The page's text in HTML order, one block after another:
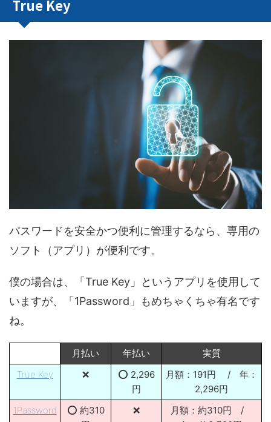
True Key
パスワードを安全かつ便利に管理するなら、専用の
ソフト（アプリ）が便利です。
僕の場合は、「True Key」というアプリを使用して
いますが、「1Password」もめちゃくちゃ有名です
ね。
月払い 年払い
実質
True Key
❌
⭕ 2,296
円
月額：191円 / 年：
2,296円
1Password
⭕ 約310
❌
月額：約310円 /